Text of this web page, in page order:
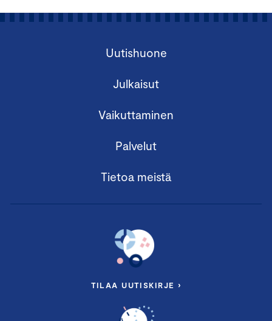
Uutishuone
Julkaisut
Vaikuttaminen
Palvelut
Tietoa meistä
TILAA UUTISKIRJE ›